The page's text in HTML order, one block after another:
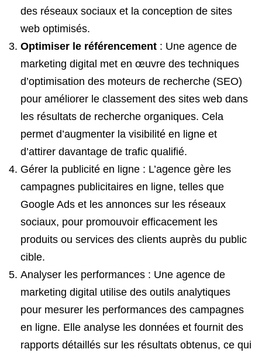
des réseaux sociaux et la conception de sites
web optimisés.
Optimiser le référencement : Une agence de
marketing digital met en œuvre des techniques
d’optimisation des moteurs de recherche (SEO)
pour améliorer le classement des sites web dans
les résultats de recherche organiques. Cela
permet d’augmenter la visibilité en ligne et
d’attirer davantage de trafic qualifié.
Gérer la publicité en ligne : L’agence gère les
campagnes publicitaires en ligne, telles que
Google Ads et les annonces sur les réseaux
sociaux, pour promouvoir efficacement les
produits ou services des clients auprès du public
cible.
Analyser les performances : Une agence de
marketing digital utilise des outils analytiques
pour mesurer les performances des campagnes
en ligne. Elle analyse les données et fournit des
rapports détaillés sur les résultats obtenus, ce qui